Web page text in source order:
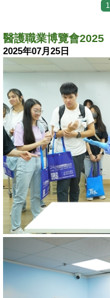
1
醫護職業博覽會2025
2025年07月25日